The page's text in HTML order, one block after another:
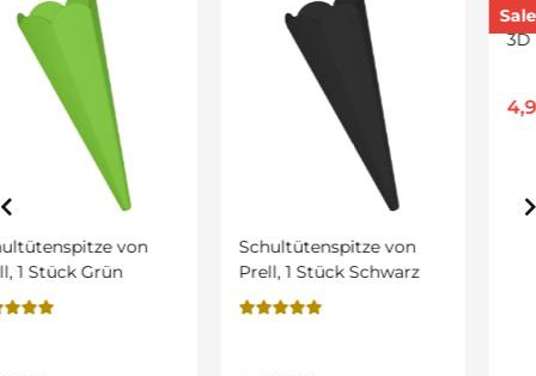
Schultütenspitze von
Prell, 1 Stück Schwarz
Sale 5%
Schultütenrohling aus
3D Wellpappe schwarz,